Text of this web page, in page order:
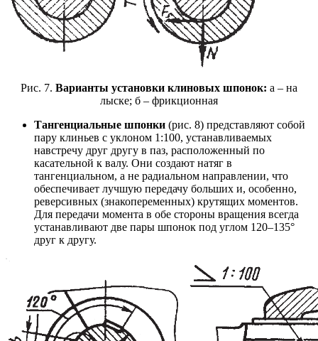
Рис. 7. Варианты установки клиновых шпонок: а – на
лыске; б – фрикционная
Тангенциальные шпонки (рис. 8) представляют собой
пару клиньев с уклоном 1:100, устанавливаемых
навстречу друг другу в паз, расположенный по
касательной к валу. Они создают натяг в
тангенциальном, а не радиальном направлении, что
обеспечивает лучшую передачу больших и, особенно,
реверсивных (знакопеременных) крутящих моментов.
Для передачи момента в обе стороны вращения всегда
устанавливают две пары шпонок под углом 120–135°
друг к другу.